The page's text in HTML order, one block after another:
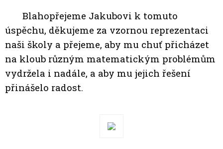
Blahopřejeme Jakubovi k tomuto
úspěchu, děkujeme za vzornou reprezentaci
naši školy a přejeme, aby mu chuť přicházet
na kloub různým matematickým problémům
vydržela i nadále, a aby mu jejich řešení
přinášelo radost.